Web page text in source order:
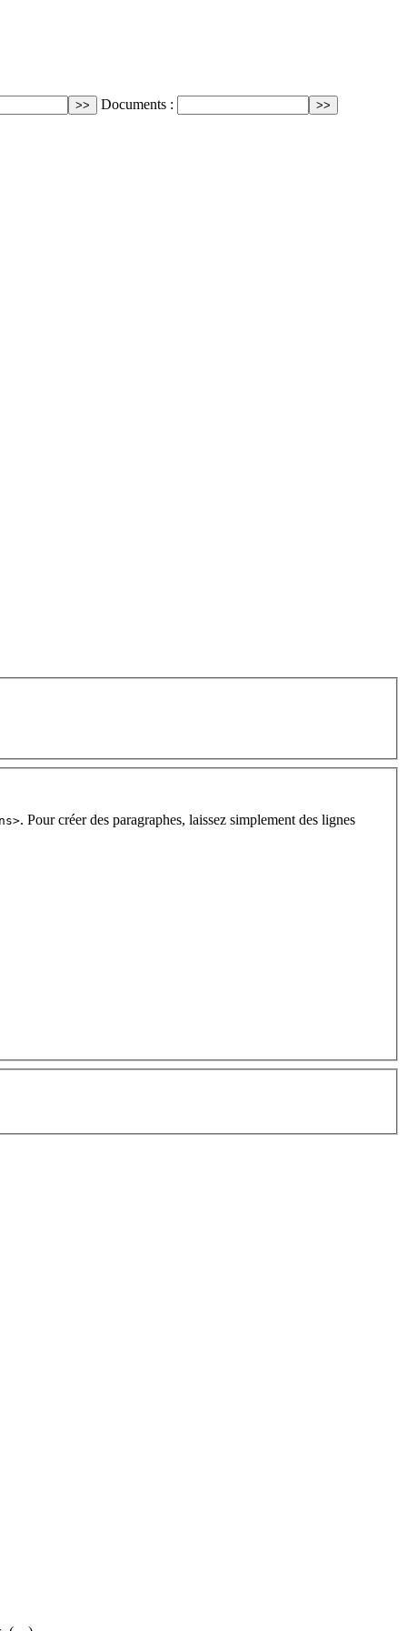
Documents :
. Pour créer des paragraphes, laissez simplement des lignes